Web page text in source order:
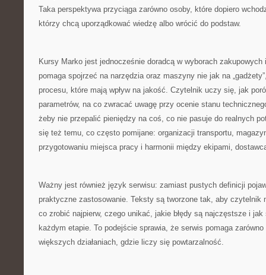
Taka perspektywa przyciąga zarówno osoby, które dopiero
którzy chcą uporządkować wiedzę albo wrócić do podstaw.
Kursy Marko jest jednocześnie doradcą w wyborach
pomaga spojrzeć na narzędzia oraz maszyny nie jak na
procesu, które mają wpływ na jakość. Czytelnik uczy się, jak
parametrów, na co zwracać uwagę przy ocenie stanu
żeby nie przepalić pieniędzy na coś, co nie pasuje do realnych
się też temu, co często pomijane: organizacji transportu,
przygotowaniu miejsca pracy i harmonii między ekipami,
Ważny jest również język serwisu: zamiast pustych definicji
praktyczne zastosowanie. Teksty są tworzone tak, aby czytelnik
co zrobić najpierw, czego unikać, jakie błędy są najczęstsze i
każdym etapie. To podejście sprawia, że serwis pomaga
większych działaniach, gdzie liczy się powtarzalność.